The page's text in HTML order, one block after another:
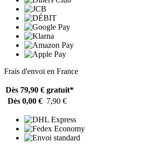
Frais d'envoi en France
Dès 79,90 € gratuit*
Dès 0,00 € 7,90 €